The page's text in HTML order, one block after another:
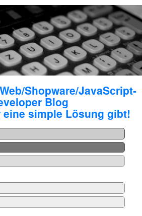
Shopware/JavaScript-
Blog
eine simple Lösung gibt!